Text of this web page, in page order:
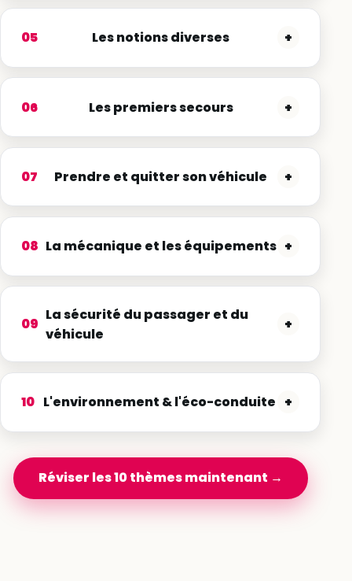
05 Les notions diverses +
06 Les premiers secours +
07 Prendre et quitter son véhicule +
08 La mécanique et les équipements +
09
La sécurité du passager et du
véhicule
+
10 L'environnement & l'éco-conduite +
Réviser les 10 thèmes maintenant →